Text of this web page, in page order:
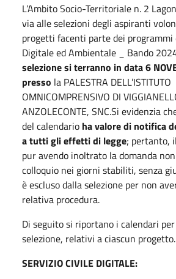
L’Ambito Socio-Territoriale n. 2
via alle selezioni degli aspiranti
progetti facenti parte dei programmi
Digitale ed Ambientale _ Bando
selezionesi terranno in data 6
presso la PALESTRA DELL’ISTITUTO
OMNICOMPRENSIVO DI
ANZOLECONTE, SNC.Si evidenzia
del calendario ha valore di notifica
a tutti gli effetti di legge; pertanto,
pur avendo inoltrato la domanda
colloquio nei giorni stabiliti, senza
è escluso dalla selezione per non
relativa procedura.
Di seguito si riportano i calendari
selezione, relativi a ciascun progetto.
SERVIZIO CIVILE DIGITALE: